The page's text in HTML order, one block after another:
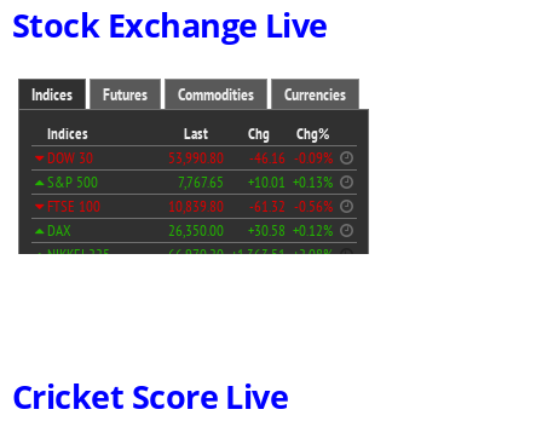
Stock Exchange Live
Cricket Score Live